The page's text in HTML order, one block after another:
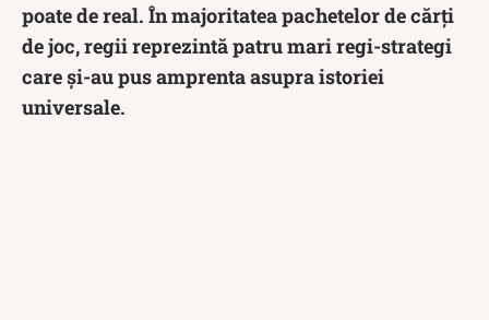
poate de real. În majoritatea pachetelor de cărți
de joc, regii reprezintă patru mari regi-strategi
care și-au pus amprenta asupra istoriei
universale.